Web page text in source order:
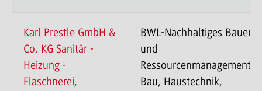
Karl Prestle GmbH &
Co. KG Sanitär -
Heizung -
Flaschnerei,
BWL-Nachhaltiges Bauen
und
Ressourcenmanagement-
Bau, Haustechnik,